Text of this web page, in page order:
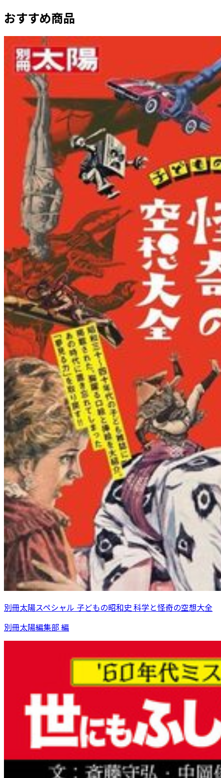
おすすめ商品
別冊太陽スペシャル 子どもの昭和史 科学と怪奇の空想大全
別冊太陽編集部 編